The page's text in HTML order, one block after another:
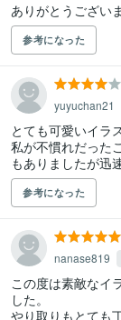
ありがとうござい
参考になった
yuyuchan21
とても可愛いイラ
私が不慣れだった
もありましたが迅
参考になった
nanase819
この度は素敵なイ
した。
やり取りもとても